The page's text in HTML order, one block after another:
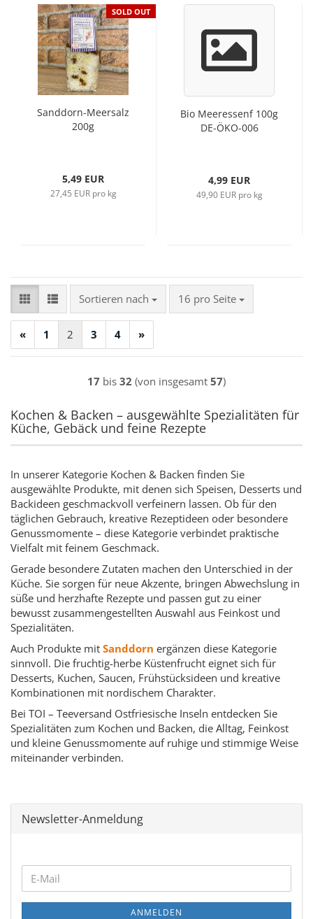
SOLD OUT
Sanddorn-Meersalz
200g
5,49 EUR
27,45 EUR pro kg
Bio Meeressenf 100g
DE-ÖKO-006
4,99 EUR
49,90 EUR pro kg
Sortieren nach
Sortieren nach 16 pro Seite
pro Seite
« 1 2 3 4 »
17 bis 32 (von insgesamt 57)
Kochen & Backen – ausgewählte Spezialitäten für
Küche, Gebäck und feine Rezepte
In unserer Kategorie Kochen & Backen finden Sie
ausgewählte Produkte, mit denen sich Speisen, Desserts und
Backideen geschmackvoll verfeinern lassen. Ob für den
täglichen Gebrauch, kreative Rezeptideen oder besondere
Genussmomente – diese Kategorie verbindet praktische
Vielfalt mit feinem Geschmack.
Gerade besondere Zutaten machen den Unterschied in der
Küche. Sie sorgen für neue Akzente, bringen Abwechslung in
süße und herzhafte Rezepte und passen gut zu einer
bewusst zusammengestellten Auswahl aus Feinkost und
Spezialitäten.
Auch Produkte mit Sanddorn ergänzen diese Kategorie
sinnvoll. Die fruchtig-herbe Küstenfrucht eignet sich für
Desserts, Kuchen, Saucen, Frühstücksideen und kreative
Kombinationen mit nordischem Charakter.
Bei TOI – Teeversand Ostfriesische Inseln entdecken Sie
Spezialitäten zum Kochen und Backen, die Alltag, Feinkost
und kleine Genussmomente auf ruhige und stimmige Weise
miteinander verbinden.
Newsletter-Anmeldung
WEITER
ZUR
NEWSLETTER-
E-
Mail
ANMELDEN